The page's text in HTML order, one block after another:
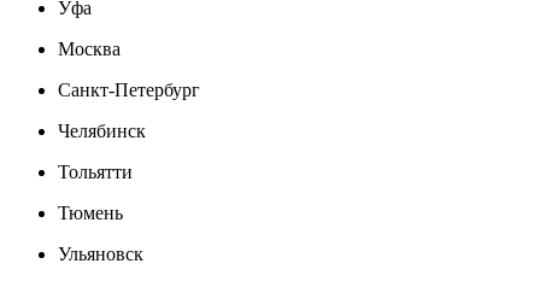
Уфа
Москва
Санкт-Петербург
Челябинск
Тольятти
Тюмень
Ульяновск